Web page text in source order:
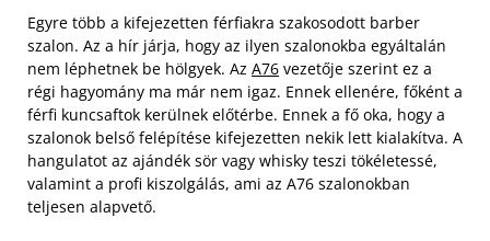
Egyre több a kifejezetten férfiakra szakosodott barber
szalon. Az a hír járja, hogy az ilyen szalonokba egyáltalán
nem léphetnek be hölgyek. Az A76 vezetője szerint ez a
régi hagyomány ma már nem igaz. Ennek ellenére, főként a
férfi kuncsaftok kerülnek előtérbe. Ennek a fő oka, hogy a
szalonok belső felépítése kifejezetten nekik lett kialakítva. A
hangulatot az ajándék sör vagy whisky teszi tökéletessé,
valamint a profi kiszolgálás, ami az A76 szalonokban
teljesen alapvető.